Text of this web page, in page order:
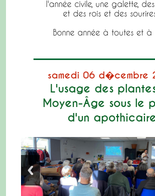
l'année civile, une galette,
et des rois et des
Bonne année à toutes et à
samedi 06 d�cembre
L'usage des
Moyen-Âge sous le
d'un